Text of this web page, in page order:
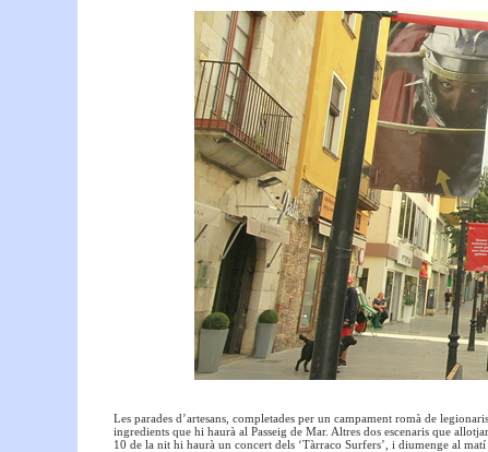
Les parades d’artesans, completades per un campament romà de
ingredients que hi haurà al Passeig de Mar. Altres dos escenaris que
10 de la nit hi haurà un concert dels ‘Tàrraco Surfers’, i diumenge al matí